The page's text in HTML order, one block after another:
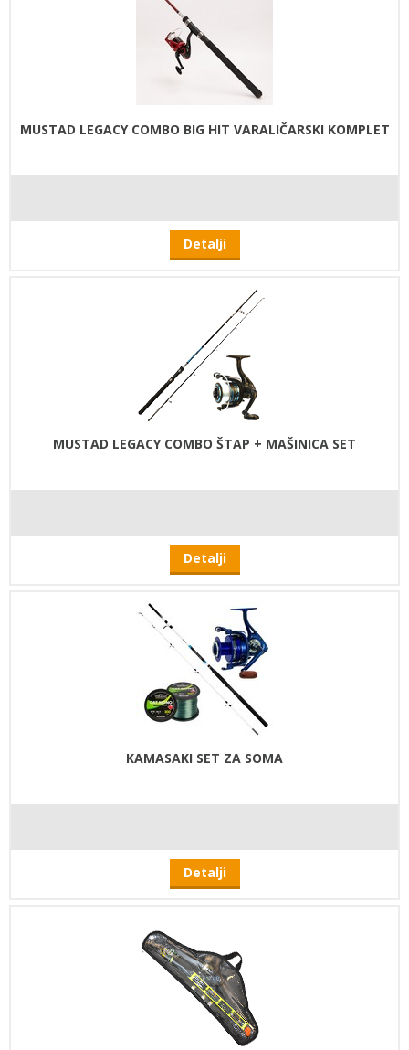
MUSTAD LEGACY COMBO BIG HIT VARALIČARSKI KOMPLET
Detalji
MUSTAD LEGACY COMBO ŠTAP + MAŠINICA SET
Detalji
KAMASAKI SET ZA SOMA
Detalji